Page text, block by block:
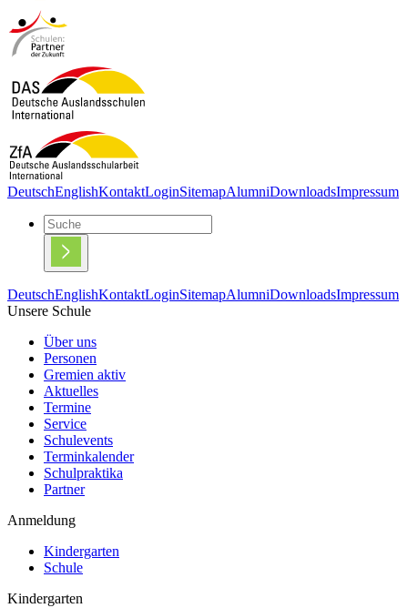
DeutschEnglishKontaktLoginSitemapAlumniDownloadsImpressum
DeutschEnglishKontaktLoginSitemapAlumniDownloadsImpressum
Unsere Schule
Über uns
Personen
Gremien aktiv
Aktuelles
Termine
Service
Schulevents
Terminkalender
Schulpraktika
Partner
Anmeldung
Kindergarten
Schule
Kindergarten